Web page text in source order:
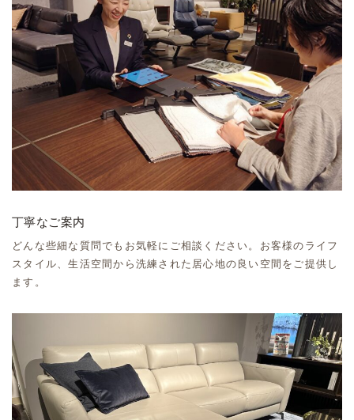
丁寧なご案内
どんな些細な質問でもお気軽にご相談ください。お客様のライフ
スタイル、生活空間から洗練された居心地の良い空間をご提供し
ます。